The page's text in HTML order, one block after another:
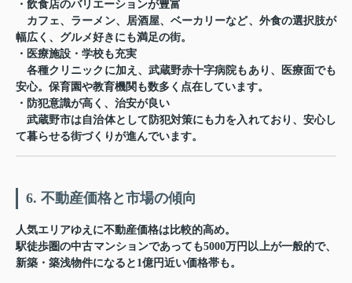
・飲食店のバリエーションが豊富
カフェ、ラーメン、居酒屋、ベーカリーなど、外食の選択肢が
幅広く、グルメ好きにも満足の街。
・医療施設・学校も充実
各種クリニックに加え、武蔵野赤十字病院もあり、医療面でも
安心。保育園や教育機関も数多く点在しています。
・防犯意識が高く、治安が良い
武蔵野市は自治体として防犯対策にも力を入れており、安心し
て暮らせる街づくりが進んでいます。
6. 不動産価格と市場の傾向
人気エリアゆえに不動産価格は比較的高め。
駅徒歩圏の中古マンションであっても5000万円以上が一般的で、
新築・築浅物件になると1億円近い価格帯も。